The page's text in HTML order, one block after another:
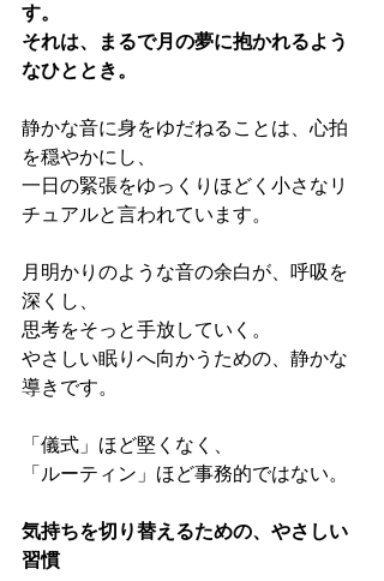
す。
それは、まるで月の夢に抱かれるよう
なひととき。
静かな音に身をゆだねることは、心拍
を穏やかにし、
一日の緊張をゆっくりほどく小さなリ
チュアルと言われています。
月明かりのような音の余白が、呼吸を
深くし、
思考をそっと手放していく。
やさしい眠りへ向かうための、静かな
導きです。
「儀式」ほど堅くなく、
「ルーティン」ほど事務的ではない。
気持ちを切り替えるための、やさしい
習慣